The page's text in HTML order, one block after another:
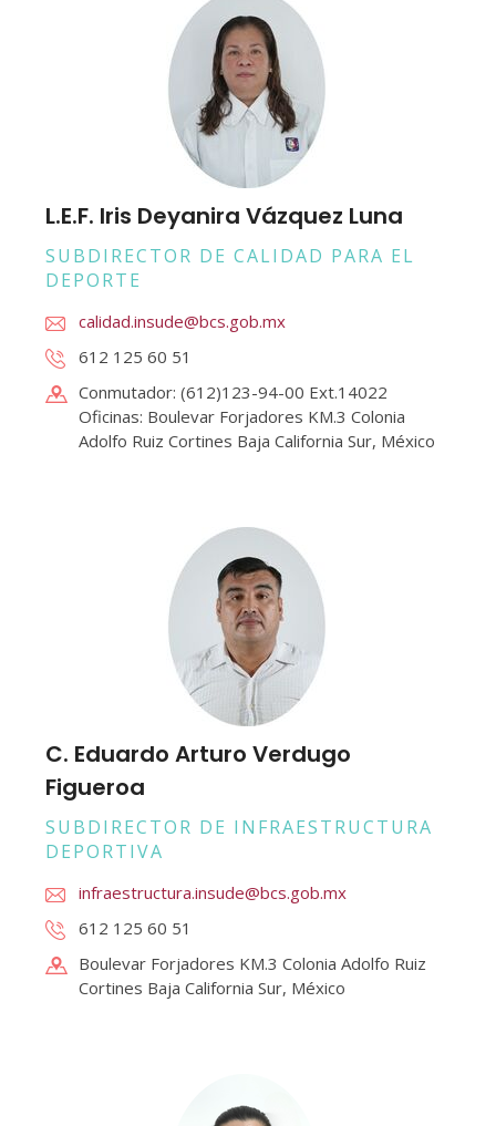
L.E.F. Iris Deyanira Vázquez Luna
SUBDIRECTOR DE CALIDAD PARA EL
DEPORTE
calidad.insude@bcs.gob.mx
612 125 60 51
Conmutador: (612)123-94-00 Ext.14022
Oficinas: Boulevar Forjadores KM.3 Colonia
Adolfo Ruiz Cortines Baja California Sur, México
C. Eduardo Arturo Verdugo
Figueroa
SUBDIRECTOR DE INFRAESTRUCTURA
DEPORTIVA
infraestructura.insude@bcs.gob.mx
612 125 60 51
Boulevar Forjadores KM.3 Colonia Adolfo Ruiz
Cortines Baja California Sur, México